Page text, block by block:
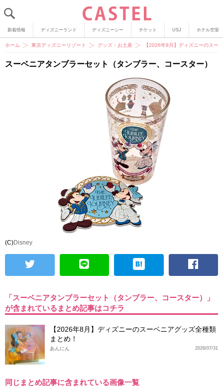
新着情報 ディズニーランド ディズニーシー チケット USJ ホテル空室
ホーム 東京ディズニーリゾート グッズ・お土産 【2026年8月】ディズニーのスー
スーベニアタンブラーセット（タンブラー、コースター）
(C)Disney
「スーベニアタンブラーセット（タンブラー、コースター）」
が含まれているまとめ記事はコチラ
【2026年8月】ディズニーのスーベニアグッズ全種類
まとめ！
2026/07/31
あんにん
同じまとめ記事に含まれている画像一覧